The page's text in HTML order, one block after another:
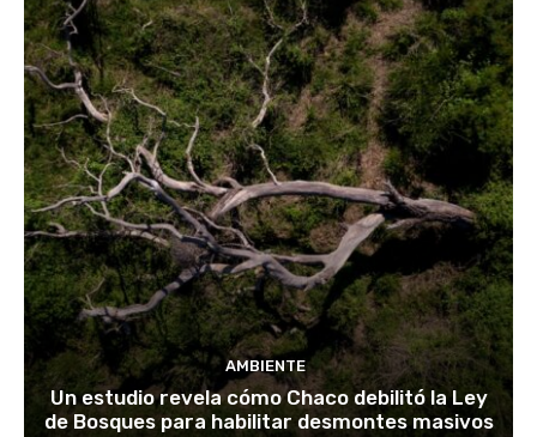
AMBIENTE
Un estudio revela cómo Chaco debilitó la Ley
de Bosques para habilitar desmontes masivos